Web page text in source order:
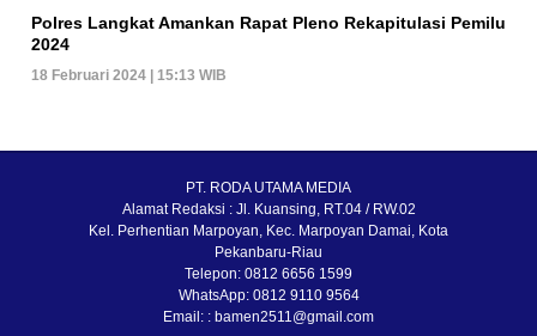
Polres Langkat Amankan Rapat Pleno Rekapitulasi Pemilu
2024
18 Februari 2024 | 15:13 WIB
PT. RODA UTAMA MEDIA
Alamat Redaksi : Jl. Kuansing, RT.04 / RW.02
Kel. Perhentian Marpoyan, Kec. Marpoyan Damai, Kota
Pekanbaru-Riau
Telepon: 0812 6656 1599
WhatsApp: 0812 9110 9564
Email: : bamen2511@gmail.com